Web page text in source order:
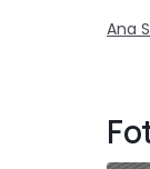
Ana